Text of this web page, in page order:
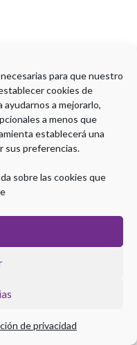
para que nuestro
cookies de
a mejorarlo,
a menos que
establecerá una
sus preferencias.
sobre las cookies que
de privacidad